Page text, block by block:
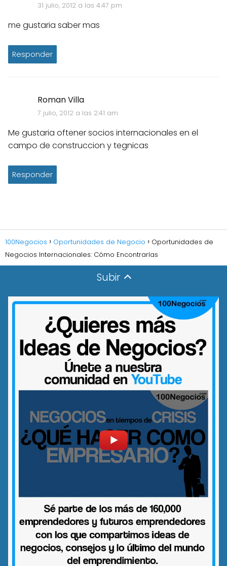
31 julio, 2012 a las 4:47 pm
me gustaria saber mas
Responder
Roman Villa
7 julio, 2012 a las 2:41 am
Me gustaria oftener socios internacionales en el
campo de construccion y tegnicas
Responder
100Negocios Oportunidades de Negocio
Oportunidades de
Negocios Internacionales: Cómo Encontrarlas
Subir